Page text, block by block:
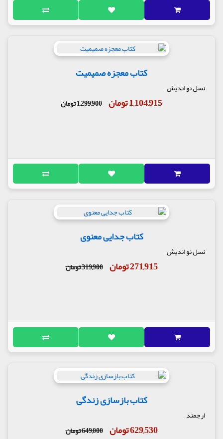
کتاب معجزه صمیمیت
نسل نو اندیش
1,104,915 تومان 1,299,900 تومان
کتاب جدایی معنوی
نسل نو اندیش
271,915 تومان 319,900 تومان
کتاب بازسازی زندگی
ارجمند
629,530 تومان 649,000 تومان